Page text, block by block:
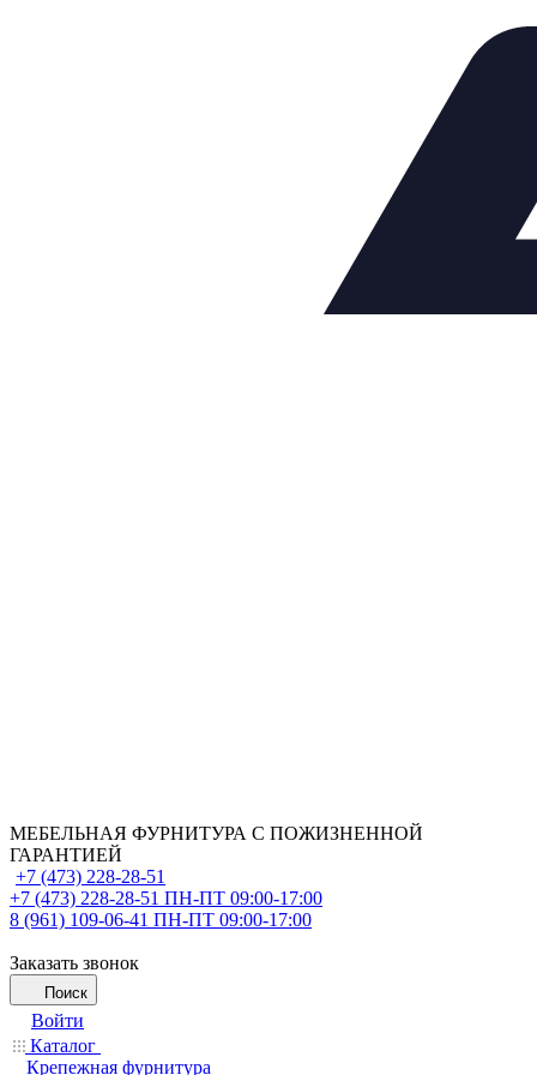
МЕБЕЛЬНАЯ ФУРНИТУРА С ПОЖИЗНЕННОЙ
ГАРАНТИЕЙ
+7 (473) 228-28-51
+7 (473) 228-28-51 ПН-ПТ 09:00-17:00
8 (961) 109-06-41 ПН-ПТ 09:00-17:00
Заказать звонок
Поиск
Войти
Каталог
Крепежная фурнитура